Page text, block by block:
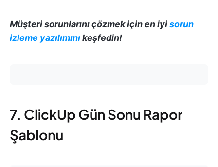
Müşteri sorunlarını çözmek için en iyisorun
izleme yazılımınıkeşfedin!
7. ClickUp Gün Sonu Rapor
Şablonu